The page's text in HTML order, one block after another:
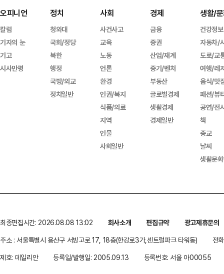
오피니언
칼럼
기자의 눈
기고
시사만평
정치
청와대
국회/정당
북한
행정
국방/외교
정치일반
사회
사건사고
교육
노동
언론
환경
인권/복지
식품/의료
지역
인물
사회일반
경제
금융
증권
산업/재계
중기/벤처
부동산
글로벌경제
생활경제
경제일반
생활/
건강정보
자동차/
도로/교
여행/레
음식/맛
패션/뷰
공연/전
책
종교
날씨
생활문
최종편집시간: 2026.08.08 13:02 회사소개 편집규약
광고제휴문의
주소 : 서울특별시 용산구 서빙고로 17, 18층(한강로3가,센트럴파크 타워동)
전
제호: 데일리안
등록일/발행일: 2005.09.13 등록번호: 서울 아00055